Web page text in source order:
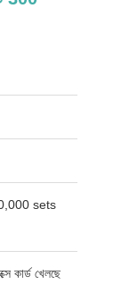
sets
কার্ড খেলছে